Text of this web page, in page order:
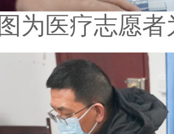
图为医疗志愿